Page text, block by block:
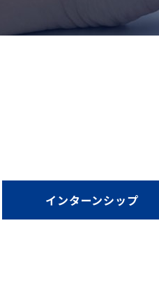
インターンシップ